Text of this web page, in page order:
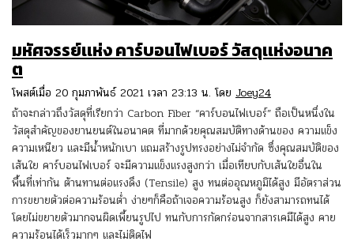
มหัศจรรย์เเห่ง คาร์บอนไฟเบอร์ วัสดุเเห่งอนาค
ต
โพสต์เมื่อ 20 กุมภาพันธ์ 2021 เวลา 23:13 น. โดย Joey24
ถ้าจะกล่าวถึงวัสดุที่เรียกว่า Carbon Fiber “คาร์บอนไฟเบอร์” ถือเป็นหนึ่งใน
วัสดุสำคัญของยานยนต์ในอนาคต ที่มากด้วยคุณสมบัติทางด้านของ ความแข็ง
ความเหนียว และมีน้ำหนักเบา แถมสร้างรูปทรงอย่างไม่จำกัด ซึ่งคุณสมบัติของ
เส้นใย คาร์บอนไฟเบอร์ จะมีความแข็งแรงสูงกว่า เมื่อเทียบกับเส้นใยอื่นใน
พื้นที่เท่ากัน ต้านทานต่อแรงดึง (Tensile) สูง ทนต่ออุณหภูมิได้สูง มีอัตราส่วน
การขยายตัวต่อความร้อนต่ำ ง่ายๆก็คือถ้าเจอความร้อนสูง ก็ยังสามารถทนได้
โดยไม่ขยายตัวมากจนผิดเพี้ยนรูปไป ทนกับการกัดกร่อนจากสารเคมีได้สูง คาย
ความร้อนได้เร็วมากๆ และไม่ติดไฟ